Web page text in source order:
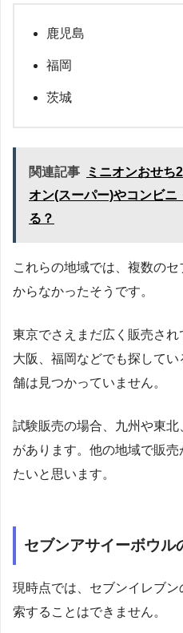
鹿児島
福岡
茨城
関連記事
ミニオンおせち
オン(スーパー)やコンビニ
る？
これらの地域では、複数の
からなかったそうです。
東京でさえまだ広く販売され
大阪、福岡などでも探して
舗は見つかっていません。
試験販売の場合、九州や東
があります。他の地域で販
たいと思います。
セブンアサイーボウル
現時点では、セブンイレブ
索することはできません。